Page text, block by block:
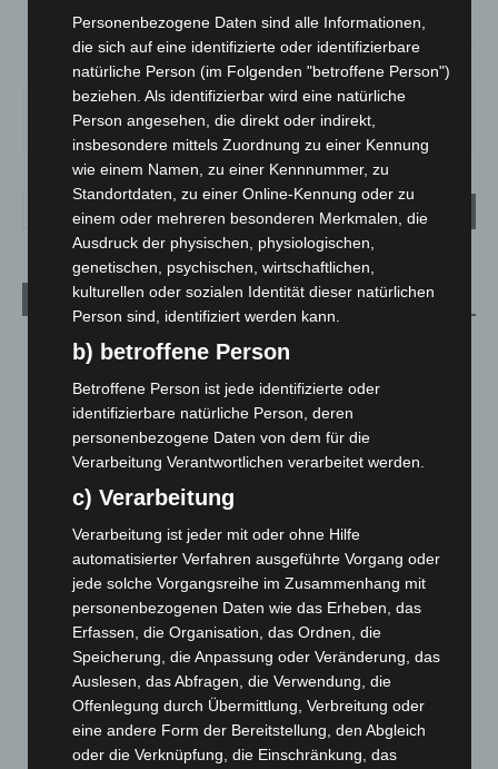
51% 2.2m/s 5%
SA.
27°
SO.
34°
MO.
28°
DI.
22°
Aktuelle Beiträge
Kunst trifft Weingenuss: Barbara-Susann Mehring zeigt ihre
Werke im Jacques’ Wein-Depot Isernhagen
8. August 2026
A2: Zweite Turbobaustelle startet zwischen Hannover-West
und Bothfeld
Niedersachsen: Feuerwehrkräfte kehren nach
Waldbrandeinsatz aus Spanien zurück
7. August 2026
Hannover: Erste Tigermücken-Population in Niedersachsen
entdeckt
7. August 2026
Brand im „Haus der Begegnung“ in Neuwarmbüchen schnell
eingedämmt
6. August 2026
Personenbezogene Daten sind alle Informationen,
die sich auf eine identifizierte oder identifizierbare
natürliche Person (im Folgenden "betroffene Person")
beziehen. Als identifizierbar wird eine natürliche
Person angesehen, die direkt oder indirekt,
insbesondere mittels Zuordnung zu einer Kennung
wie einem Namen, zu einer Kennnummer, zu
Standortdaten, zu einer Online-Kennung oder zu
einem oder mehreren besonderen Merkmalen, die
Ausdruck der physischen, physiologischen,
genetischen, psychischen, wirtschaftlichen,
kulturellen oder sozialen Identität dieser natürlichen
Person sind, identifiziert werden kann.
b) betroffene Person
Betroffene Person ist jede identifizierte oder
identifizierbare natürliche Person, deren
personenbezogene Daten von dem für die
Verarbeitung Verantwortlichen verarbeitet werden.
c) Verarbeitung
Verarbeitung ist jeder mit oder ohne Hilfe
automatisierter Verfahren ausgeführte Vorgang oder
jede solche Vorgangsreihe im Zusammenhang mit
personenbezogenen Daten wie das Erheben, das
Erfassen, die Organisation, das Ordnen, die
Speicherung, die Anpassung oder Veränderung, das
Auslesen, das Abfragen, die Verwendung, die
Offenlegung durch Übermittlung, Verbreitung oder
eine andere Form der Bereitstellung, den Abgleich
oder die Verknüpfung, die Einschränkung, das